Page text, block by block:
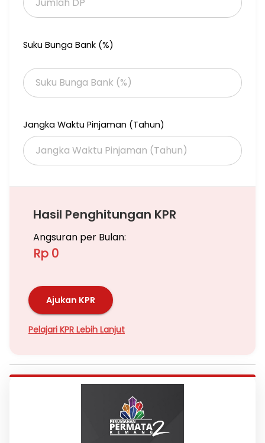
Suku Bunga Bank (%)
Jangka Waktu Pinjaman (Tahun)
Hasil Penghitungan KPR
Angsuran per Bulan:
Rp 0
Ajukan KPR
Pelajari KPR Lebih Lanjut